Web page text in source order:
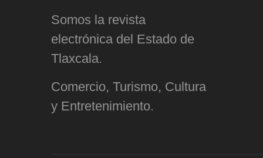
Somos la revista
electrónica del Estado de
Tlaxcala.
Comercio, Turismo, Cultura
y Entretenimiento.